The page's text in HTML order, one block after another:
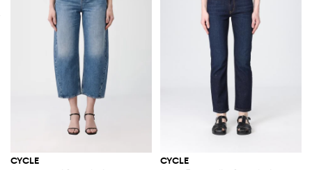
CYCLE CYCLE